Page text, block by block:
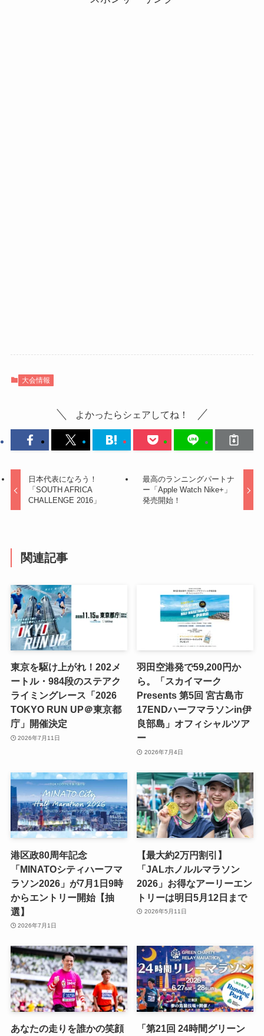
大会情報
よかったらシェアしてね！
日本代表になろう！
「SOUTH AFRICA
CHALLENGE 2016」
最高のランニングパートナ
ー「Apple Watch Nike+」
発売開始！
関連記事
東京を駆け上がれ！202メ
ートル・984段のステアク
ライミングレース「2026
TOKYO RUN UP＠東京都
庁」開催決定
2026年7月11日
羽田空港発で59,200円か
ら。「スカイマーク
Presents 第5回 宮古島市
17ENDハーフマラソンin伊
良部島」オフィシャルツア
ー
2026年7月4日
港区政80周年記念
「MINATOシティハーフマ
ラソン2026」が7月1日9時
からエントリー開始【抽
選】
2026年7月1日
【最大約2万円割引】
「JALホノルルマラソン
2026」お得なアーリーエン
トリーは明日5月12日まで
2026年5月11日
あなたの走りを誰かの笑顔
「第21回 24時間グリーン